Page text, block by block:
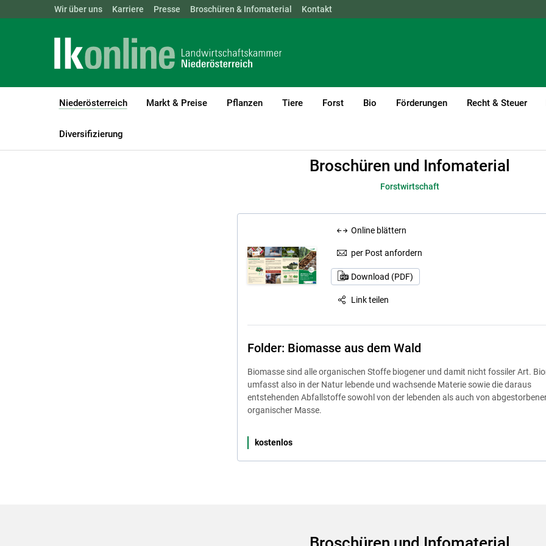
Landwirtschaftskammern: ÖSTERREICH BGLD KTN NÖ OÖ SBG
Wir über uns Karriere Presse Broschüren & Infomaterial Kontakt
Niederösterreich
(current)1
Markt & Preise Pflanzen Tiere Forst Bio Förderungen Recht & Steuer
Diversifizierung
LK Niederösterreich
Broschüren und Infomaterial
Forstwirtschaft
Online blättern
per Post anfordern
Download (PDF)
Link teilen
Folder: Biomasse aus dem Wald
Biomasse sind alle organischen Stoffe biogener und damit nicht fossiler Art.
umfasst also in der Natur lebende und wachsende Materie sowie die daraus
entstehenden Abfallstoffe sowohl von der lebenden als auch von
organischer Masse.
kostenlos